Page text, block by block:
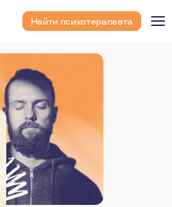
Найти психотерапевта